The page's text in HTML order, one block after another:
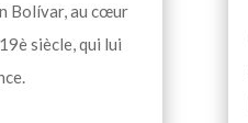
Bolívar, au cœur
siècle, qui lui